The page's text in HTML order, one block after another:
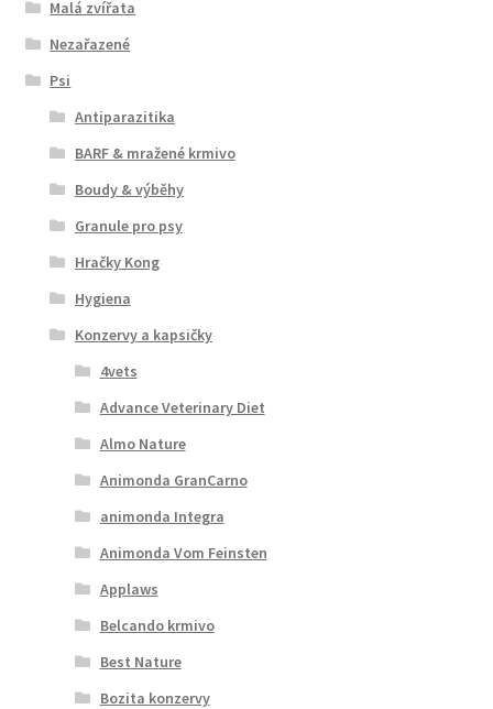
N&D Farmina pro psy — Italské holistic krmivo
Oblečky pro psy
Pelíšky pro psy
Ortopedické pelíšky
Přepravky pro psy
Purizon pro psy — Vysoký obsah masa, bez obilovin
Veterinární dieta pro psy
Vodítka a obojky
Wolf of Wilderness
Malá zvířata
Nezařazené
Psi
Antiparazitika
BARF & mražené krmivo
Boudy & výběhy
Granule pro psy
Hračky Kong
Hygiena
Konzervy a kapsičky
4vets
Advance Veterinary Diet
Almo Nature
Animonda GranCarno
animonda Integra
Animonda Vom Feinsten
Applaws
Belcando krmivo
Best Nature
Bozita konzervy